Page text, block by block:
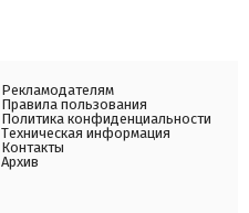
Рекламодателям
Правила пользования
Политика конфиденциальности
Техническая информация
Контакты
Архив